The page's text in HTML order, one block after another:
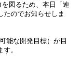
を図るため、本日「連
たのでお知らせしま
能な開発目標）が目
。